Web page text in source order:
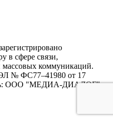
в сфере связи,
коммуникаций.
№ ФС77–41980 от 17
ООО "МЕДИА-ДИАЛОГ"